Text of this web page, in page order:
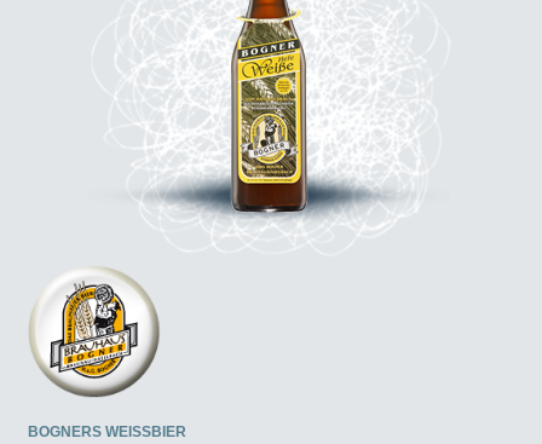
BOGNERS WEISSBIER